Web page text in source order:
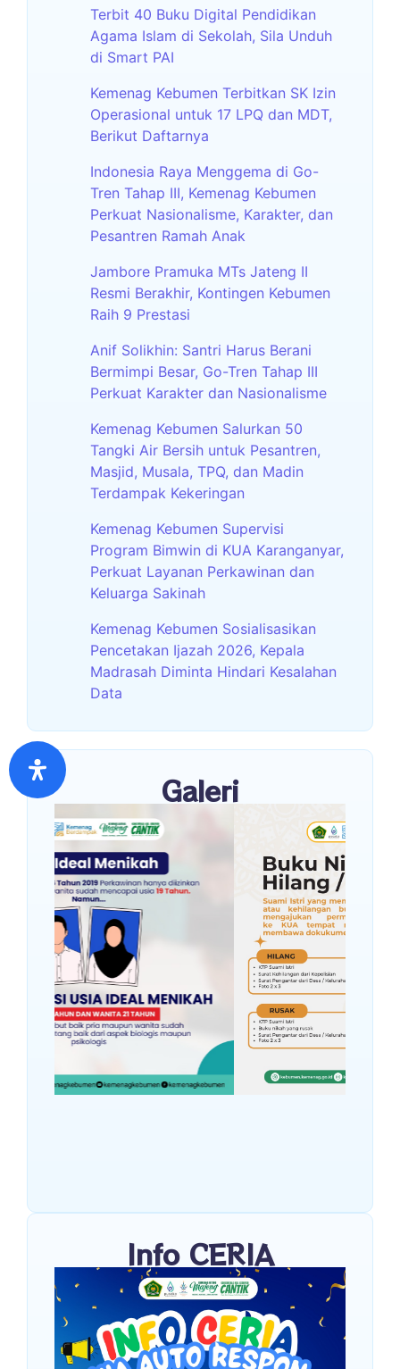
Terbit 40 Buku Digital Pendidikan
Agama Islam di Sekolah, Sila Unduh
di Smart PAI
Kemenag Kebumen Terbitkan SK Izin
Operasional untuk 17 LPQ dan MDT,
Berikut Daftarnya
Indonesia Raya Menggema di Go-
Tren Tahap III, Kemenag Kebumen
Perkuat Nasionalisme, Karakter, dan
Pesantren Ramah Anak
Jambore Pramuka MTs Jateng II
Resmi Berakhir, Kontingen Kebumen
Raih 9 Prestasi
Anif Solikhin: Santri Harus Berani
Bermimpi Besar, Go-Tren Tahap III
Perkuat Karakter dan Nasionalisme
Kemenag Kebumen Salurkan 50
Tangki Air Bersih untuk Pesantren,
Masjid, Musala, TPQ, dan Madin
Terdampak Kekeringan
Kemenag Kebumen Supervisi
Program Bimwin di KUA Karanganyar,
Perkuat Layanan Perkawinan dan
Keluarga Sakinah
Kemenag Kebumen Sosialisasikan
Pencetakan Ijazah 2026, Kepala
Madrasah Diminta Hindari Kesalahan
Data
Galeri
Info CERIA